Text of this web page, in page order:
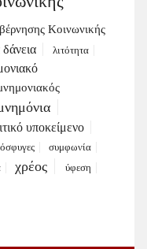
Κοινωνικής
λιτότητα
υποκείμενο
συμφωνία
χρέος ύφεση